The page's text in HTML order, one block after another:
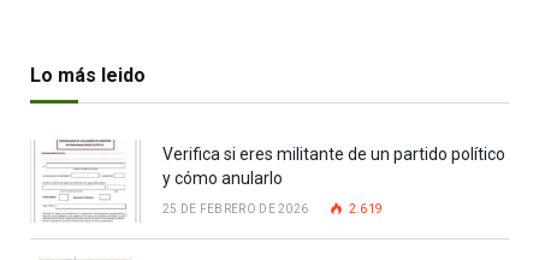
Lo más leido
Verifica si eres militante de un partido político
y cómo anularlo
25 DE FEBRERO DE 2026 2.619